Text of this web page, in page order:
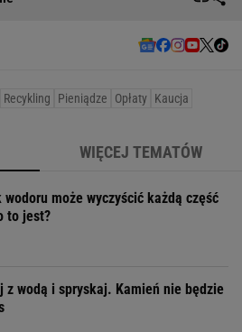
Recykling Pieniądze Opłaty Kaucja
WIĘCEJ TEMATÓW
wodoru może wyczyścić każdą część
to jest?
z wodą i spryskaj. Kamień nie będzie